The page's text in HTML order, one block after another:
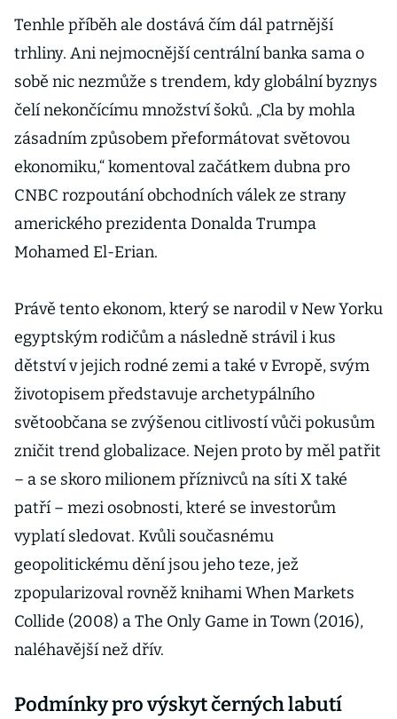
Tenhle příběh ale dostává čím dál patrnější
trhliny. Ani nejmocnější centrální banka sama o
sobě nic nezmůže s trendem, kdy globální byznys
čelí nekončícímu množství šoků. „Cla by mohla
zásadním způsobem přeformátovat světovou
ekonomiku,“ komentoval začátkem dubna pro
CNBC rozpoutání obchodních válek ze strany
amerického prezidenta Donalda Trumpa
Mohamed El-Erian.
Právě tento ekonom, který se narodil v New Yorku
egyptským rodičům a následně strávil i kus
dětství v jejich rodné zemi a také v Evropě, svým
životopisem představuje archetypálního
světoobčana se zvýšenou citlivostí vůči pokusům
zničit trend globalizace. Nejen proto by měl patřit
– a se skoro milionem příznivců na síti X také
patří – mezi osobnosti, které se investorům
vyplatí sledovat. Kvůli současnému
geopolitickému dění jsou jeho teze, jež
zpopularizoval rovněž knihami When Markets
Collide (2008) a The Only Game in Town (2016),
naléhavější než dřív.
Podmínky pro výskyt černých labutí